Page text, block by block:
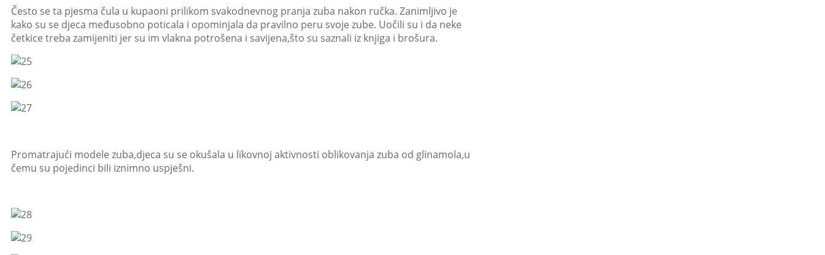
Često se ta pjesma čula u kupaoni prilikom svakodnevnog pranja zuba nakon ručka. Zanimljivo je
kako su se djeca međusobno poticala i opominjala da pravilno peru svoje zube. Uočili su i da neke
četkice treba zamijeniti jer su im vlakna potrošena i savijena,što su saznali iz knjiga i brošura.
Promatrajući modele zuba,djeca su se okušala u likovnoj aktivnosti oblikovanja zuba od glinamola,u
čemu su pojedinci bili iznimno uspješni.